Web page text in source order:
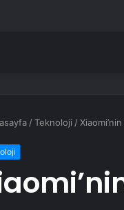
/Teknoloji /